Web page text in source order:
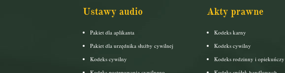
Ustawy audio
Pakiet dla aplikanta
Pakiet dla urzędnika służby cywilnej
Kodeks cywilny
Akty prawne
Kodeks karny
Kodeks cywilny
Kodeks rodzinny i opiekuńczy